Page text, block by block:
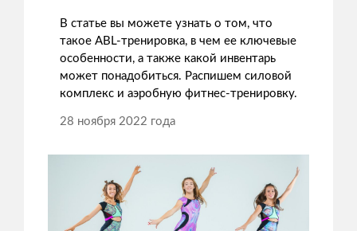
В статье вы можете узнать о том, что
такое ABL-тренировка, в чем ее ключевые
особенности, а также какой инвентарь
может понадобиться. Распишем силовой
комплекс и аэробную фитнес-тренировку.
28 ноября 2022 года